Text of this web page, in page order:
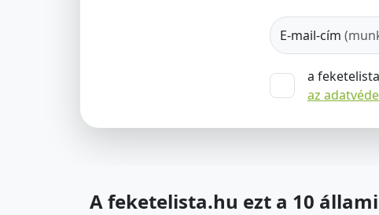
E-mail-cím
a
az
A feketelista.hu ezt a 10